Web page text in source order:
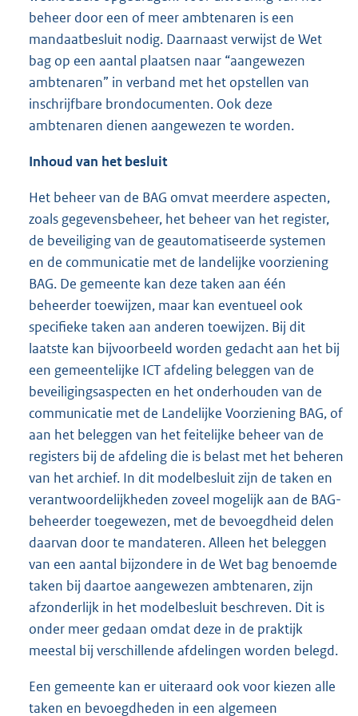
beheer door een of meer ambtenaren is een
mandaatbesluit nodig. Daarnaast verwijst de Wet
bag op een aantal plaatsen naar “aangewezen
ambtenaren” in verband met het opstellen van
inschrijfbare brondocumenten. Ook deze
ambtenaren dienen aangewezen te worden.
Inhoud van het besluit
Het beheer van de BAG omvat meerdere aspecten,
zoals gegevensbeheer, het beheer van het register,
de beveiliging van de geautomatiseerde systemen
en de communicatie met de landelijke voorziening
BAG. De gemeente kan deze taken aan één
beheerder toewijzen, maar kan eventueel ook
specifieke taken aan anderen toewijzen. Bij dit
laatste kan bijvoorbeeld worden gedacht aan het bij
een gemeentelijke ICT afdeling beleggen van de
beveiligingsaspecten en het onderhouden van de
communicatie met de Landelijke Voorziening BAG, of
aan het beleggen van het feitelijke beheer van de
registers bij de afdeling die is belast met het beheren
van het archief. In dit modelbesluit zijn de taken en
verantwoordelijkheden zoveel mogelijk aan de BAG-
beheerder toegewezen, met de bevoegdheid delen
daarvan door te mandateren. Alleen het beleggen
van een aantal bijzondere in de Wet bag benoemde
taken bij daartoe aangewezen ambtenaren, zijn
afzonderlijk in het modelbesluit beschreven. Dit is
onder meer gedaan omdat deze in de praktijk
meestal bij verschillende afdelingen worden belegd.
Een gemeente kan er uiteraard ook voor kiezen alle
taken en bevoegdheden in een algemeen